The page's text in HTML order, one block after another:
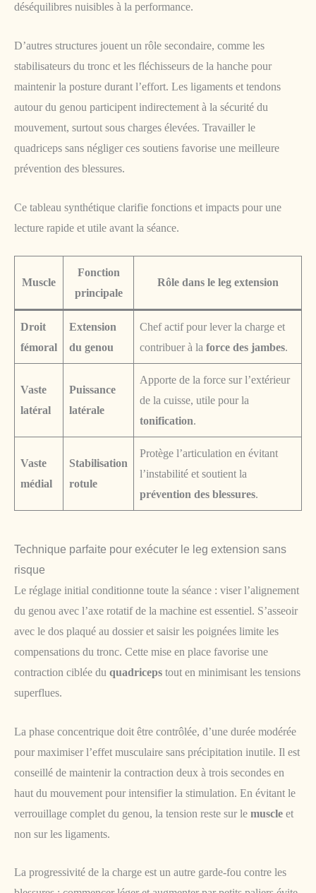
déséquilibres nuisibles à la performance.
D’autres structures jouent un rôle secondaire, comme les
stabilisateurs du tronc et les fléchisseurs de la hanche pour
maintenir la posture durant l’effort. Les ligaments et tendons
autour du genou participent indirectement à la sécurité du
mouvement, surtout sous charges élevées. Travailler le
quadriceps sans négliger ces soutiens favorise une meilleure
prévention des blessures.
Ce tableau synthétique clarifie fonctions et impacts pour une
lecture rapide et utile avant la séance.
Muscle
Fonction
principale
Rôle dans le leg extension
Droit
fémoral
Extension
du genou
Chef actif pour lever la charge et
contribuer à la force des jambes.
Vaste
latéral
Puissance
latérale
Apporte de la force sur l’extérieur
de la cuisse, utile pour la
tonification.
Vaste
médial
Stabilisation
rotule
Protège l’articulation en évitant
l’instabilité et soutient la
prévention des blessures.
Technique parfaite pour exécuter le leg extension sans
risque
Le réglage initial conditionne toute la séance : viser l’alignement
du genou avec l’axe rotatif de la machine est essentiel. S’asseoir
avec le dos plaqué au dossier et saisir les poignées limite les
compensations du tronc. Cette mise en place favorise une
contraction ciblée du quadriceps tout en minimisant les tensions
superflues.
La phase concentrique doit être contrôlée, d’une durée modérée
pour maximiser l’effet musculaire sans précipitation inutile. Il est
conseillé de maintenir la contraction deux à trois secondes en
haut du mouvement pour intensifier la stimulation. En évitant le
verrouillage complet du genou, la tension reste sur le muscle et
non sur les ligaments.
La progressivité de la charge est un autre garde-fou contre les